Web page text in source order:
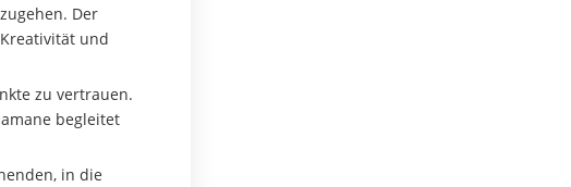
Der
und
zu vertrauen.
begleitet
in die